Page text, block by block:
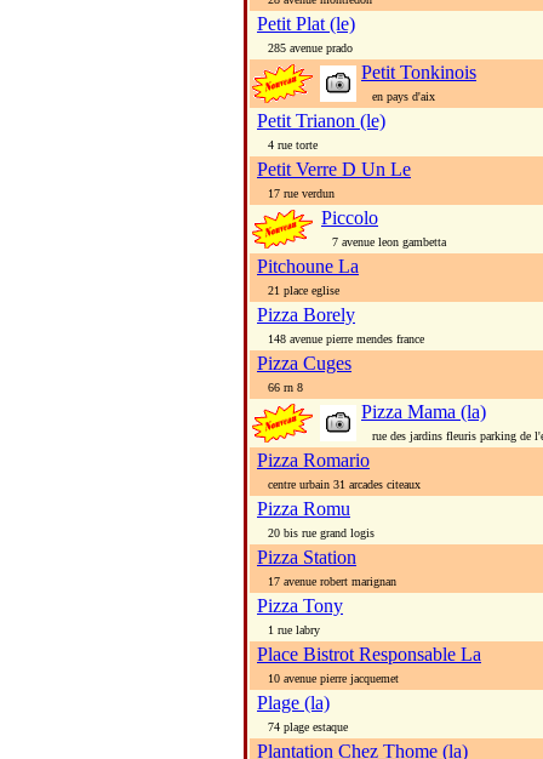
Petit Plat (le)
285 avenue prado
Petit Tonkinois
en pays d'aix
Petit Trianon (le)
4 rue torte
Petit Verre D Un Le
17 rue verdun
Piccolo
7 avenue leon gambetta
Pitchoune La
21 place eglise
Pizza Borely
148 avenue pierre mendes france
Pizza Cuges
66 rn 8
Pizza Mama (la)
rue des jardins fleuris parking de
Pizza Romario
centre urbain 31 arcades citeaux
Pizza Romu
20 bis rue grand logis
Pizza Station
17 avenue robert marignan
Pizza Tony
1 rue labry
Place Bistrot Responsable La
10 avenue pierre jacquemet
Plage (la)
74 plage estaque
Plantation Chez Thome (la)